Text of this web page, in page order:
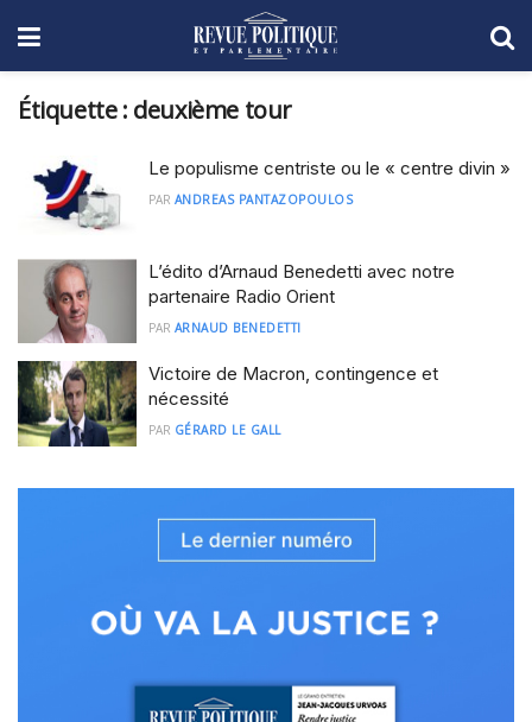
Étiquette : deuxième tour
Le populisme centriste ou le « centre divin »
PAR ANDREAS PANTAZOPOULOS
L’édito d’Arnaud Benedetti avec notre
partenaire Radio Orient
PAR ARNAUD BENEDETTI
Victoire de Macron, contingence et
nécessité
PAR GÉRARD LE GALL